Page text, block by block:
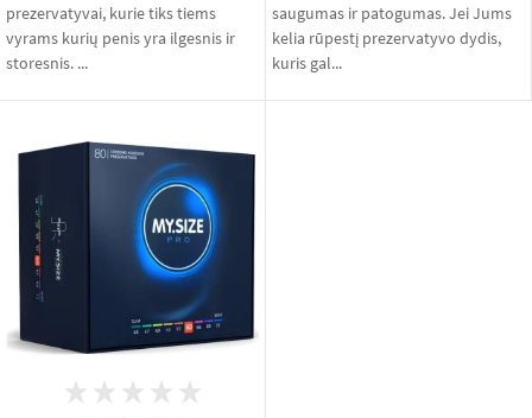
prezervatyvai, kurie tiks tiems
vyrams kurių penis yra ilgesnis ir
storesnis. ...
saugumas ir patogumas. Jei Jums
kelia rūpestį prezervatyvo dydis,
kuris gal...